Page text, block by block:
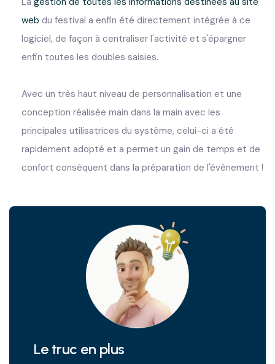
web du festival a enfin été directement intégrée à ce
logiciel, de façon à centraliser l'activité et s'épargner
enfin toutes les doubles saisies.
Avec un très haut niveau de personnalisation et une
conception réalisée main dans la main avec les
principales utilisatrices du système, celui-ci a été
rapidement adopté et a permet un gain de temps et de
confort conséquent dans la préparation de l'évènement !
Le truc en plus